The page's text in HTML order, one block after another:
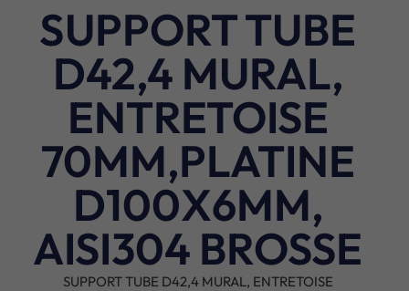
SUPPORT TUBE
D42,4 MURAL,
ENTRETOISE
70MM,PLATINE
D100X6MM,
AISI304 BROSSE
SUPPORT TUBE D42,4 MURAL, ENTRETOISE